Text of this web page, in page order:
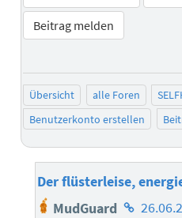
Beitrag melden
Übersicht alle Foren
Benutzerkonto erstellen
Der flüsterleise,
MudGuard